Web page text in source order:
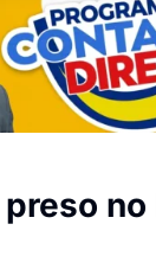
no